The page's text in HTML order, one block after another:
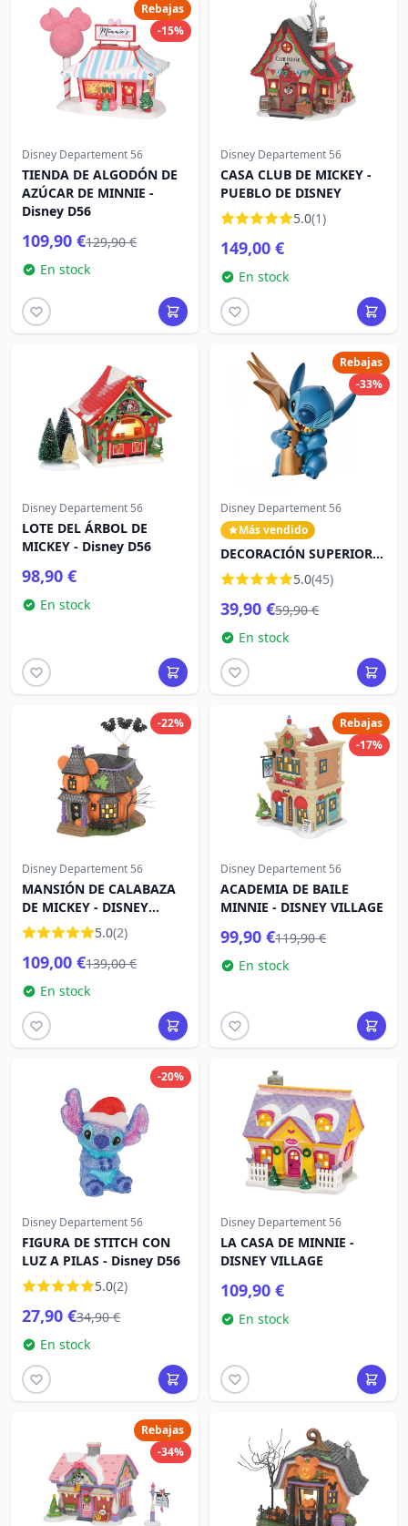
Rebajas
-15%
Disney Departement 56
TIENDA DE ALGODÓN DE
AZÚCAR DE MINNIE -
Disney D56
109,90 €129,90 €
En stock
Disney Departement 56
CASA CLUB DE MICKEY -
PUEBLO DE DISNEY
5.0(1)
149,00 €
En stock
Disney Departement 56
LOTE DEL ÁRBOL DE
MICKEY - Disney D56
98,90 €
En stock
Rebajas
-33%
Disney Departement 56
Más vendido
DECORACIÓN SUPERIOR
DEL ÁRBOL DE STITCH -
DISNEY DEPT.56
5.0(45)
39,90 €59,90 €
En stock
-22%
Disney Departement 56
MANSIÓN DE CALABAZA
DE MICKEY - DISNEY
VILLAGE
5.0(2)
109,00 €139,00 €
En stock
Rebajas
-17%
Disney Departement 56
ACADEMIA DE BAILE
MINNIE - DISNEY VILLAGE
99,90 €119,90 €
En stock
-20%
Disney Departement 56
FIGURA DE STITCH CON
LUZ A PILAS - Disney D56
5.0(2)
27,90 €34,90 €
En stock
Disney Departement 56
LA CASA DE MINNIE -
DISNEY VILLAGE
109,90 €
En stock
Rebajas
-34%